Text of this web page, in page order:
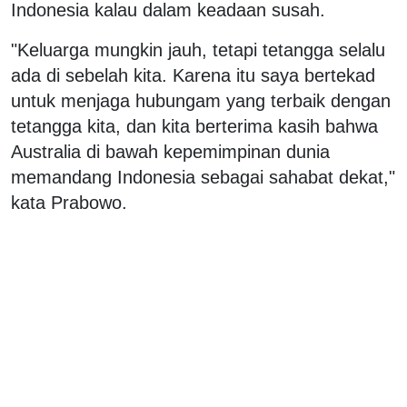
Indonesia kalau dalam keadaan susah.
"Keluarga mungkin jauh, tetapi tetangga selalu
ada di sebelah kita. Karena itu saya bertekad
untuk menjaga hubungam yang terbaik dengan
tetangga kita, dan kita berterima kasih bahwa
Australia di bawah kepemimpinan dunia
memandang Indonesia sebagai sahabat dekat,"
kata Prabowo.